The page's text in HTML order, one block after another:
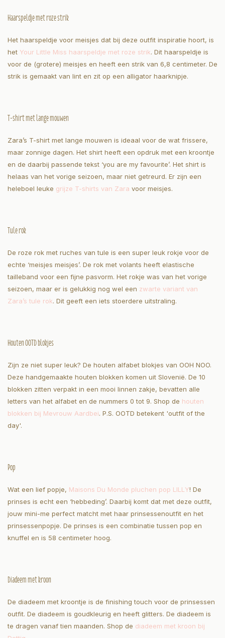
Haarspeldje met roze strik
Het haarspeldje voor meisjes dat bij deze outfit inspiratie hoort, is
het Your Little Miss haarspeldje met roze strik. Dit haarspeldje is
voor de (grotere) meisjes en heeft een strik van 6,8 centimeter. De
strik is gemaakt van lint en zit op een alligator haarknipje.
T-shirt met lange mouwen
Zara’s T-shirt met lange mouwen is ideaal voor de wat frissere,
maar zonnige dagen. Het shirt heeft een opdruk met een kroontje
en de daarbij passende tekst ‘you are my favourite’. Het shirt is
helaas van het vorige seizoen, maar niet getreurd. Er zijn een
heleboel leuke grijze T-shirts van Zara voor meisjes.
Tule rok
De roze rok met ruches van tule is een super leuk rokje voor de
echte ‘meisjes meisjes’. De rok met volants heeft elastische
tailleband voor een fijne pasvorm. Het rokje was van het vorige
seizoen, maar er is gelukkig nog wel een zwarte variant van
Zara’s tule rok. Dit geeft een iets stoerdere uitstraling.
Houten OOTD blokjes
Zijn ze niet super leuk? De houten alfabet blokjes van OOH NOO.
Deze handgemaakte houten blokken komen uit Slovenië. De 10
blokken zitten verpakt in een mooi linnen zakje, bevatten alle
letters van het alfabet en de nummers 0 tot 9. Shop de houten
blokken bij Mevrouw Aardbei. P.S. OOTD betekent 'outfit of the
day'.
Pop
Wat een lief popje, Maisons Du Monde pluchen pop LILLY! De
prinses is echt een ‘hebbeding’. Daarbij komt dat met deze outfit,
jouw mini-me perfect matcht met haar prinsessenoutfit en het
prinsessenpopje. De prinses is een combinatie tussen pop en
knuffel en is 58 centimeter hoog.
Diadeem met kroon
De diadeem met kroontje is de finishing touch voor de prinsessen
outfit. De diadeem is goudkleurig en heeft glitters. De diadeem is
te dragen vanaf tien maanden. Shop de diadeem met kroon bij